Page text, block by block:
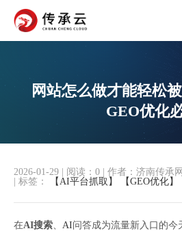
网站怎么做才能轻松
GEO优化
2026-01-29 阅读： 0
作者：济南传承
标签： 【AI平台抓取】 【GEO优化】
在AI搜索、 AI问答成为流量新入口的今